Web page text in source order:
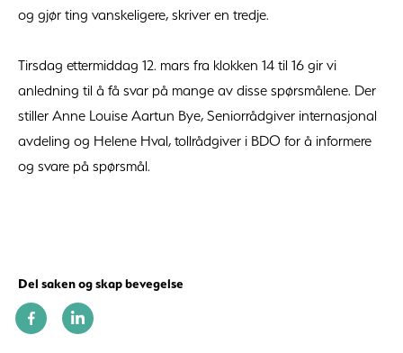
og gjør ting vanskeligere, skriver en tredje.
Tirsdag ettermiddag 12. mars fra klokken 14 til 16 gir vi
anledning til å få svar på mange av disse spørsmålene. Der
stiller Anne Louise Aartun Bye, Seniorrådgiver internasjonal
avdeling og Helene Hval, tollrådgiver i BDO for å informere
og svare på spørsmål.
Del saken og skap bevegelse